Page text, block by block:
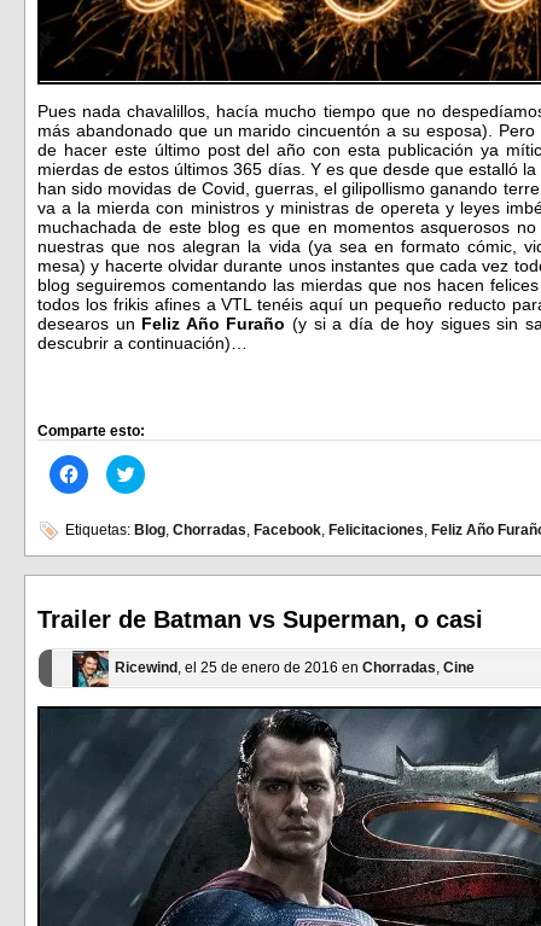
Pues nada chavalillos, hacía mucho tiempo que no
más abandonado que un marido cincuentón a su esposa).
de hacer este último post del año con esta publicación ya
mierdas de estos últimos 365 días. Y es que desde que estalló
han sido movidas de Covid, guerras, el gilipollismo ganando
va a la mierda con ministros y ministras de opereta y leyes
muchachada de este blog es que en momentos asquerosos
nuestras que nos alegran la vida (ya sea en formato cómic,
mesa) y hacerte olvidar durante unos instantes que cada vez
blog seguiremos comentando las mierdas que nos hacen
todos los frikis afines a VTL tenéis aquí un pequeño reducto
desearos un Feliz Año Furaño (y si a día de hoy sigues sin
descubrir a continuación)…
Comparte esto:
Haz
clic
en
Facebook
(Se
abre
ventana
nueva)
Haz
clic
en
Twitter
(Se
abre
ventana
nueva)
Etiquetas: Blog, Chorradas, Facebook, Felicitaciones, Feliz Año
Trailer de Batman vs Superman, o casi
Ricewind , el 25 de enero de 2016 en Chorradas, Cine